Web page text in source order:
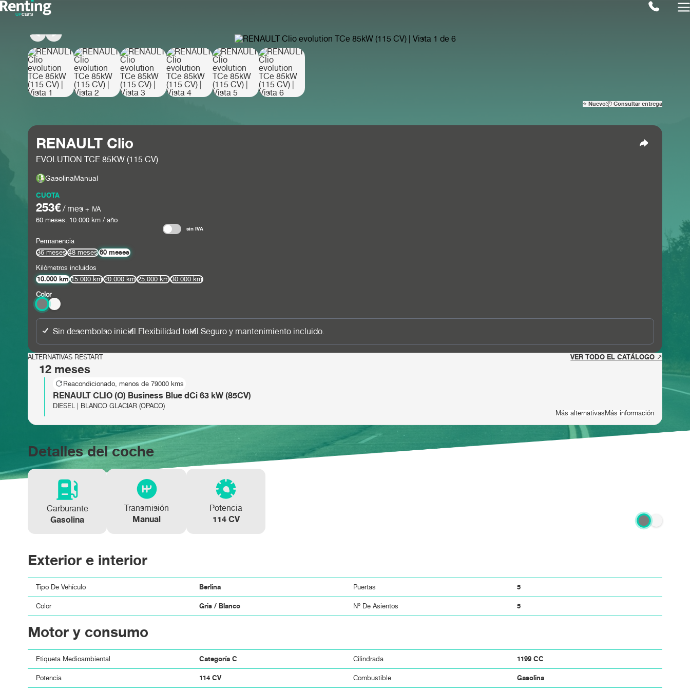
⭐ Nuevo📦 Consultar entrega
RENAULT Clio
EVOLUTION TCE 85KW (115 CV)
GasolinaManual
CUOTA
253€/ mes + IVA
60meses. 10.000km / año
sin IVA
Permanencia
36 meses
48 meses 60 meses
Kilómetros incluidos
10.000 km 15.000 km 20.000 km 25.000 km
30.000 km
Color
Sin desembolso inicial.Flexibilidad total.Seguro y mantenimiento incluido.
ALTERNATIVAS RESTART VER TODO EL CATÁLOGO ↗
12 meses
Reacondicionado, menos de 79000 kms
RENAULT CLIO (O) Business Blue dCi 63 kW (85CV)
DIESEL | BLANCO GLACIAR (OPACO)
Más alternativas
Más información
RENAULT CLIO (O) Business Blue dCi 74kW (100CV)
Detalles del coche
Carburante
Gasolina
Transmisión
Manual
Potencia
114 CV
Exterior e interior
Tipo De Vehículo Berlina Puertas 5
Color Gris / Blanco Nº De Asientos 5
Motor y consumo
Etiqueta Medioambiental Categoría C Cilindrada 1199 CC
Potencia 114 CV Combustible Gasolina